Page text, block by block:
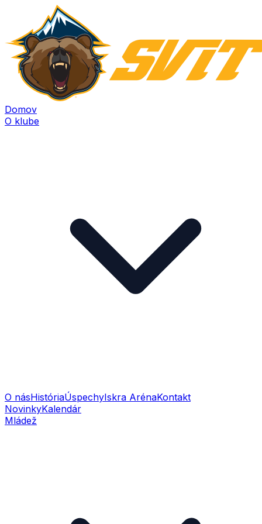
Domov
O klube
O násHistóriaÚspechyIskra ArénaKontakt
NovinkyKalendár
Mládež